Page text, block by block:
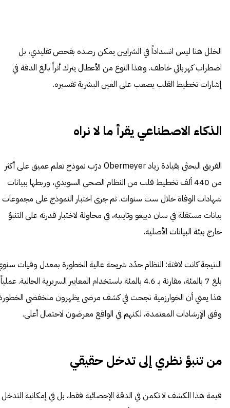
الخلل هنا ليس انسداداً في الشرايين يمكن رصده بفحص تقليدي، بل
اضطراب كهربائي خاطف. وهذا النوع من الأعطال يترك أثراً بالغ الدقة في
إشارات تخطيط القلب يصعب على العين البشرية تفسيره.
الذكاء الاصطناعي يقرأ ما لا نراه
الفريق البحثي بقيادة زياد Obermeyer درّب نموذج تعلم عميق على أكثر
من 440 ألف تخطيط قلب من النظام الصحي السويدي، وربطها ببيانات
شهادات الوفاة خلال ست سنوات. ثم جرى اختبار النموذج على مجموعات
بيانات مستقلة في سان دييغو وتايبيه، في محاولة لاختبار قدرته على التنبؤ
خارج بيئة البيانات الأصلية.
النتيجة كانت لافتة: النظام حدّد شريحة عالية الخطورة بمعدل وفيات
بلغ 7 بالمئة، مقارنة بـ 4.6 بالمئة باستخدام المعايير السريرية الحالية.
هذا يعني أن الخوارزمية نجحت في كشف مرضى يظهرون منخفضي
وفق الإرشادات المعتمدة، لكنهم في الواقع معرضون لاحتمال أعلى.
من تنبؤ نظري إلى تدخل حقيقي
قيمة هذا الكشف لا تكمن في الدقة الإحصائية فقط، بل في إمكانية التدخل